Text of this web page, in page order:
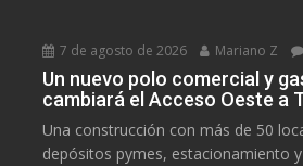
7 de agosto de 2026 Mariano Z
Un nuevo polo comercial y
cambiará el Acceso Oeste a
Una construcción con más de 50
depósitos pymes, estacionamiento